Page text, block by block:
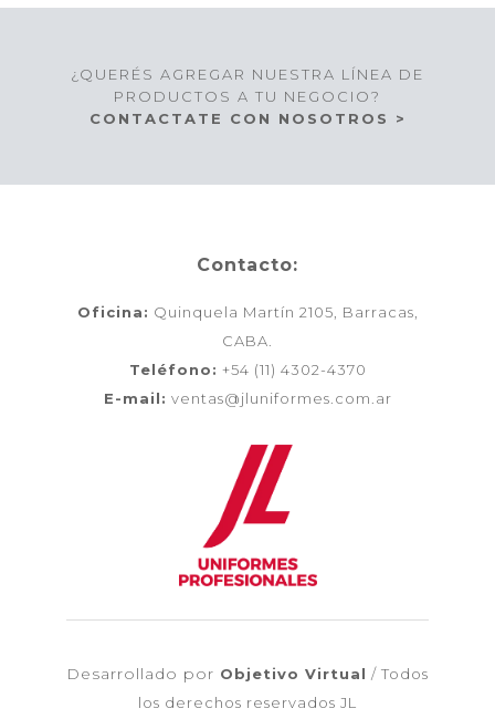
¿QUERÉS AGREGAR NUESTRA LÍNEA DE
PRODUCTOS A TU NEGOCIO?
CONTACTATE CON NOSOTROS >
Contacto:
Oficina: Quinquela Martín 2105, Barracas,
CABA.
Teléfono: +54 (11) 4302-4370
E-mail: ventas@jluniformes.com.ar
Desarrollado por Objetivo Virtual / Todos
los derechos reservados JL